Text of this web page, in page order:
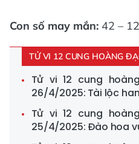
Con số may mắn: 42 –
TỬ VI 12 CUNG HOÀNG
Tử vi 12 cung
26/4/2025: Tài lộc
Tử vi 12 cung
25/4/2025: Đào hoa